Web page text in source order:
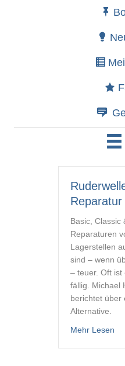
Wenn die Ergebnisse
Basic, Classic
Reparaturen
Lagerstellen
sind – wenn
– teuer. Oft ist
fällig. Michael
berichtet über
Alternative.
Mehr Lesen